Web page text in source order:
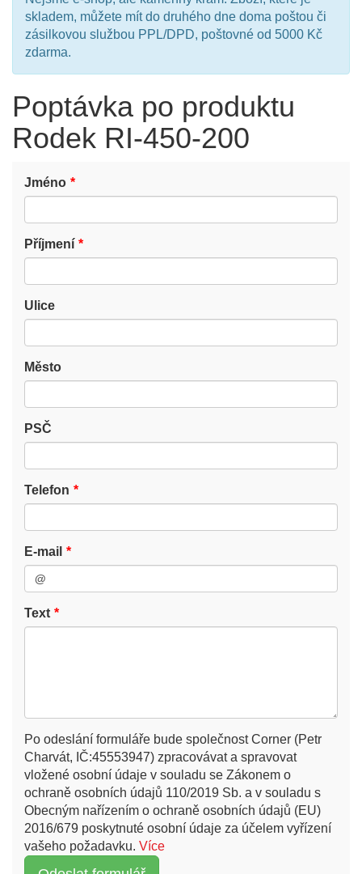
skladem, můžete mít do druhého dne doma poštou či
zásilkovou službou PPL/DPD, poštovné od 5000 Kč
zdarma.
Poptávka po produktu
Rodek RI-450-200
Jméno
Příjmení
Ulice
Město
PSČ
Telefon
E-mail
Text
Po odeslání formuláře bude společnost Corner (Petr
Charvát, IČ:45553947) zpracovávat a spravovat
vložené osobní údaje v souladu se Zákonem o
ochraně osobních údajů 110/2019 Sb. a v souladu s
Obecným nařízením o ochraně osobních údajů (EU)
2016/679 poskytnuté osobní údaje za účelem vyřízení
vašeho požadavku. Více